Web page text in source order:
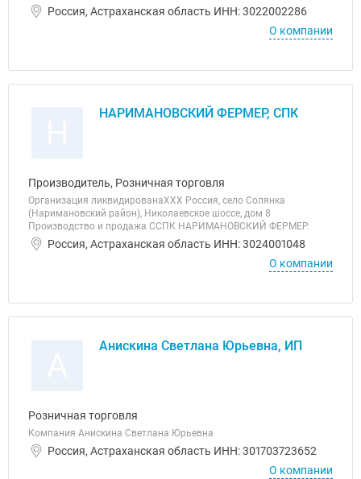
Россия, Астраханская область ИНН: 3022002286
О компании
НАРИМАНОВСКИЙ ФЕРМЕР, СПК
Производитель, Розничная торговля
Организация ликвидированаХХХ Россия, село Солянка
(Наримановский район), Николаевское шоссе, дом 8
Производство и продажа ССПК НАРИМАНОВСКИЙ ФЕРМЕР.
Россия, Астраханская область ИНН: 3024001048
О компании
Анискина Светлана Юрьевна, ИП
Розничная торговля
Компания Анискина Светлана Юрьевна
Россия, Астраханская область ИНН: 301703723652
О компании